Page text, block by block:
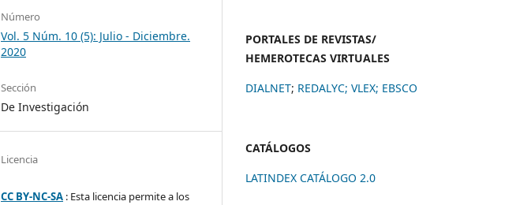
Número
Vol. 5 Núm. 10 (5): Julio - Diciembre.
2020
Sección
De Investigación
Licencia
CC BY-NC-SA : Esta licencia permite a los
PORTALES DE REVISTAS/
HEMEROTECAS VIRTUALES
DIALNET; REDALYC; VLEX; EBSCO
CATÁLOGOS
LATINDEX CATÁLOGO 2.0